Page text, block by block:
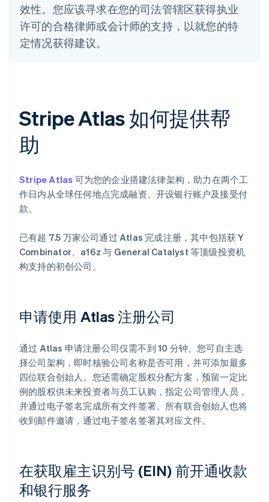
效性。您应该寻求在您的司法管辖区获得执业
许可的合格律师或会计师的支持，以就您的特
定情况获得建议。
Stripe Atlas 如何提供帮
助
Stripe Atlas 可为您的企业搭建法律架构，助力在两个工
作日内从全球任何地点完成融资、开设银行账户及接受付
款。
已有超 7.5 万家公司通过 Atlas 完成注册，其中包括获 Y
Combinator、a16z 与 General Catalyst 等顶级投资机
构支持的初创公司。
申请使用 Atlas 注册公司
通过 Atlas 申请注册公司仅需不到 10 分钟。您可自主选
择公司架构，即时核验公司名称是否可用，并可添加最多
四位联合创始人。您还需确定股权分配方案，预留一定比
例的股权供未来投资者与员工认购，指定公司管理人员，
并通过电子签名完成所有文件签署。所有联合创始人也将
收到邮件邀请，通过电子签名签署其对应文件。
在获取雇主识别号 (EIN) 前开通收款
和银行服务